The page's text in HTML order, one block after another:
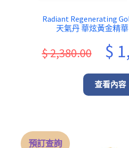
Radiant Regenerating
天氣丹 華炫黃金精
$2,380.00
was:
$
查看內容
預訂查詢